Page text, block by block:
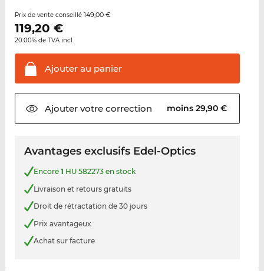
Prix de vente conseillé 149,00 €
119,20 €
20.00% de TVA incl.
Ajouter au panier
Ajouter votrecorrection moins 29,90 €
Avantages exclusifs Edel-Optics
Encore 1 HU 582273 en stock
Livraison et retours gratuits
Droit de rétractation de 30 jours
Prix avantageux
Achat sur facture